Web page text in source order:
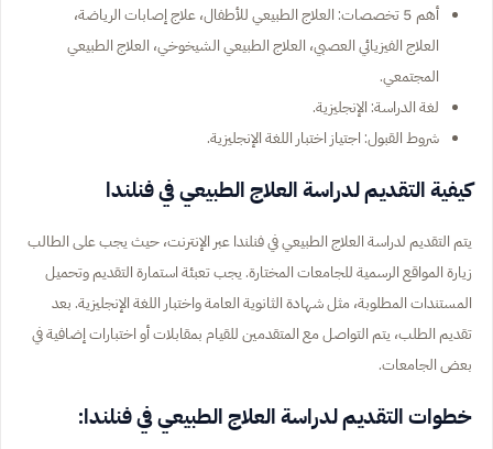
أهم 5 تخصصات: العلاج الطبيعي للأطفال، علاج إصابات الرياضة،
العلاج الفيزيائي العصبي، العلاج الطبيعي الشيخوخي، العلاج الطبيعي
المجتمعي.
لغة الدراسة: الإنجليزية.
شروط القبول: اجتياز اختبار اللغة الإنجليزية.
كيفية التقديم لدراسة العلاج الطبيعي في فنلندا
يتم التقديم لدراسة العلاج الطبيعي في فنلندا عبر الإنترنت، حيث يجب على الطالب
زيارة المواقع الرسمية للجامعات المختارة. يجب تعبئة استمارة التقديم وتحميل
المستندات المطلوبة، مثل شهادة الثانوية العامة واختبار اللغة الإنجليزية. بعد
تقديم الطلب، يتم التواصل مع المتقدمين للقيام بمقابلات أو اختبارات إضافية في
بعض الجامعات.
خطوات التقديم لدراسة العلاج الطبيعي في فنلندا: